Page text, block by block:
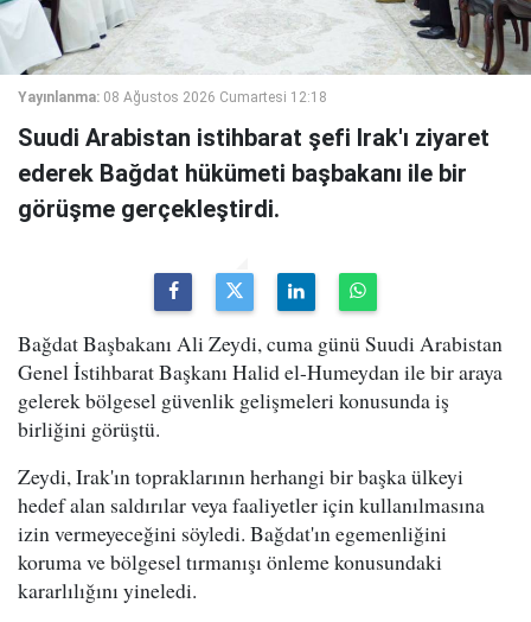
Yayınlanma: 08 Ağustos 2026 Cumartesi 12:18
Suudi Arabistan istihbarat şefi Irak'ı ziyaret
ederek Bağdat hükümeti başbakanı ile bir
görüşme gerçekleştirdi.
Bağdat Başbakanı Ali Zeydi, cuma günü Suudi Arabistan
Genel İstihbarat Başkanı Halid el-Humeydan ile bir araya
gelerek bölgesel güvenlik gelişmeleri konusunda iş
birliğini görüştü.
Zeydi, Irak'ın topraklarının herhangi bir başka ülkeyi
hedef alan saldırılar veya faaliyetler için kullanılmasına
izin vermeyeceğini söyledi. Bağdat'ın egemenliğini
koruma ve bölgesel tırmanışı önleme konusundaki
kararlılığını yineledi.